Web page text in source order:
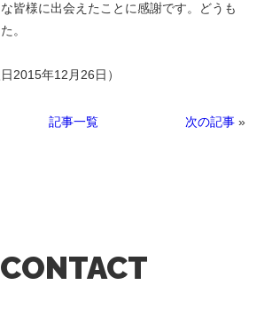
に出会えたことに感謝です。どうも
。
2015年12月26日）
記事一覧 次の記事 »
CONTACT